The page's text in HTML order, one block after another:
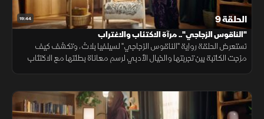
19:44 الحلقة 9
"الناقوس الزجاجي".. مرآة الاكتئاب والاغتراب
تستعرض الحلقة رواية "الناقوس الزجاجي" لسيلفيا بلاث، وتكشف كيف
مزجت الكاتبة بين تجربتها والخيال الأدبي لرسم معاناة بطلتها مع الاكتئاب